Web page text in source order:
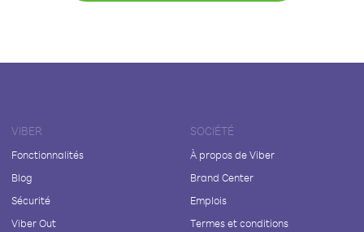
VIBER
Fonctionnalités
Blog
Sécurité
Viber Out
SOCIÉTÉ
À propos de Viber
Brand Center
Emplois
Termes et conditions